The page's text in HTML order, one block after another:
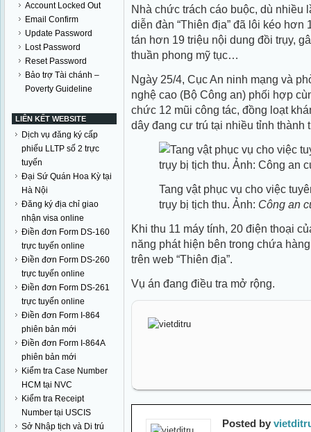
Account Locked Out
Email Confirm
Update Password
Lost Password
Reset Password
Bảo trợ Tài chánh –
Poverty Guideline
LIÊN KẾT WEBSITE
Dịch vụ đăng ký cấp
phiếu LLTP số 2 trực
tuyến
Đại Sứ Quán Hoa Kỳ tại
Hà Nội
Đăng ký địa chỉ giao
nhận visa online
Điền đơn Form DS-160
trực tuyến online
Điền đơn Form DS-260
trực tuyến online
Điền đơn Form DS-261
trực tuyến online
Điền đơn Form I-864
phiên bản mới
Điền đơn Form I-864A
phiên bản mới
Kiểm tra Case Number
HCM tại NVC
Kiểm tra Receipt
Number tại USCIS
Sở Nhập tịch và Di trú
Nhà chức trách cáo buộc, dù nhiều
diễn đàn “Thiên địa” đã lôi kéo hơn
tán hơn 19 triệu nội dung đồi trụy,
thuần phong mỹ tục…
Ngày 25/4, Cục An ninh mạng và
nghệ cao (Bộ Công an) phối hợp
chức 12 mũi công tác, đồng loạt
dây đang cư trú tại nhiều tỉnh thành
Tang vật phục vụ cho việc
trụy bị tịch thu. Ảnh: Công an
Khi thu 11 máy tính, 20 điện thoại
năng phát hiện bên trong chứa
trên web “Thiên địa”.
Vụ án đang điều tra mở rộng.
Posted by